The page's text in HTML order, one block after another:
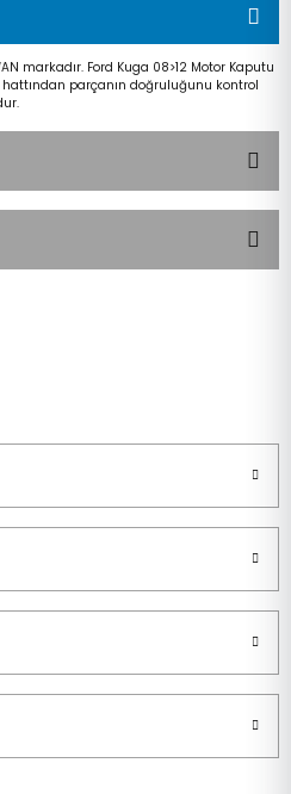
markadır. Ford Kuga 08>12 Motor Kaputu
parçanın doğruluğunu kontrol